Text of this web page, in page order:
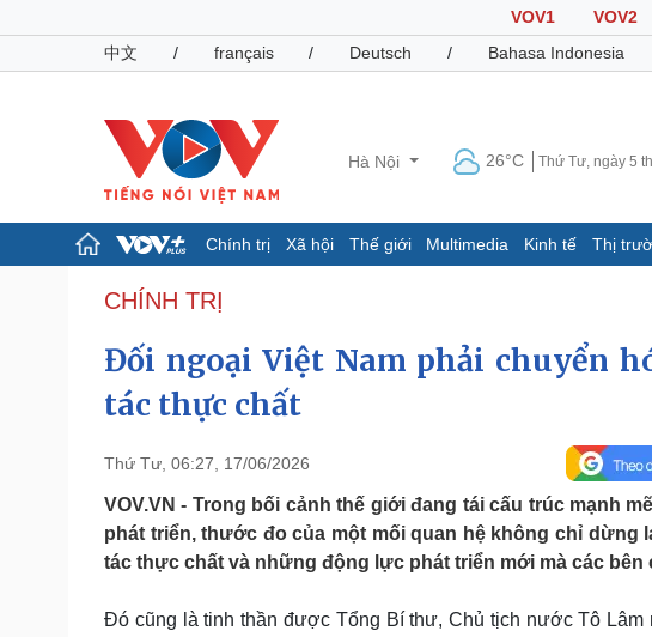
VOV1 VOV2
中文
/ français / Deutsch / Bahasa Indonesia
Hà Nội 26°C Thứ Tư, ngày 5
Chính trị Xã hội Thế giới Multimedia Kinh tế Thị
Chính trị
Tổ chức nhân sự
Quốc hội
Nhận diện sự thật
Dự báo thời tiết
Giáo dục
Cuộc
Hồ sơ
Pháp luật
Vụ án
Tin nóng
Tư vấn luật
Quân sự - Quốc phòng
Vũ khí
Việt Nam
Phân tích
Thể thao
Bóng đá
Lịch thi
Thế
Hậu
CHÍNH TRỊ
Đối ngoại Việt Nam phải chuyển
tác thực chất
Thứ Tư, 06:27, 17/06/2026
VOV.VN - Trong bối cảnh thế giới đang tái cấu trúc mạnh
phát triển, thước đo của một mối quan hệ không chỉ dừng
tác thực chất và những động lực phát triển mới mà các bên
Đó cũng là tinh thần được Tổng Bí thư, Chủ tịch nước Tô Lâm